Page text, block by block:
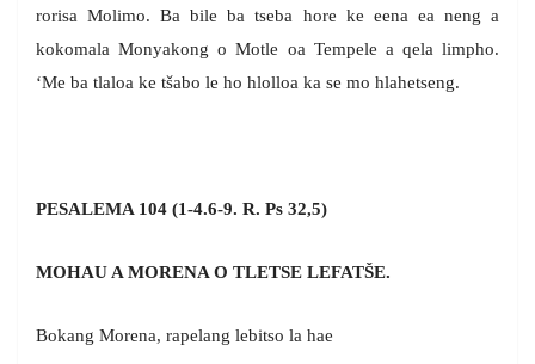
rorisa Molimo. Ba bile ba tseba hore ke eena ea neng a
kokomala Monyakong o Motle oa Tempele a qela limpho.
‘Me ba tlaloa ke tšabo le ho hlolloa ka se mo hlahetseng.
PESALEMA 104 (1-4.6-9. R. Ps 32,5)
MOHAU A MORENA O TLETSE LEFATŠE.
Bokang Morena, rapelang lebitso la hae